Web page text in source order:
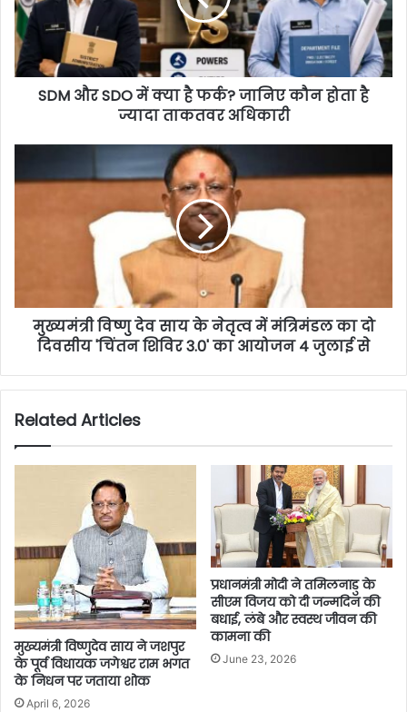
SDM और SDO में क्या है फर्क? जानिए कौन होता है
ज्यादा ताकतवर अधिकारी
मुख्यमंत्री विष्णु देव साय के नेतृत्व में मंत्रिमंडल का दो
दिवसीय 'चिंतन शिविर 3.0' का आयोजन 4 जुलाई से
Related Articles
मुख्यमंत्री विष्णुदेव साय ने जशपुर
के पूर्व विधायक जगेश्वर राम भगत
के निधन पर जताया शोक
April 6, 2026
प्रधानमंत्री मोदी ने तमिलनाडु के
सीएम विजय को दी जन्मदिन की
बधाई, लंबे और स्वस्थ जीवन की
कामना की
June 23, 2026